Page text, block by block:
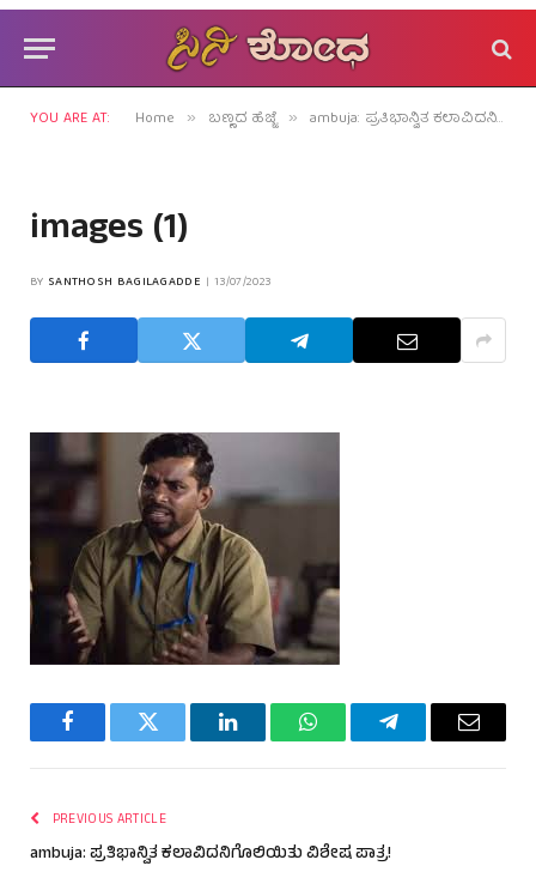
YOU ARE AT: Home » ಬಣ್ಣದ ಹೆಜ್ಜೆ » ambuja: ಪ್ರತಿಭಾನ್ವಿತ ಕಲಾವಿದನಿಗೊಲಿಯಿತು ವಿಶೇಷ ಪಾತ್ರ!
images (1)
BY SANTHOSH BAGILAGADDE 13/07/2023
FacebookTwitter LinkedInWhatsAppTelegramEmail
PREVIOUS ARTICLE
ambuja: ಪ್ರತಿಭಾನ್ವಿತ ಕಲಾವಿದನಿಗೊಲಿಯಿತು ವಿಶೇಷ ಪಾತ್ರ!